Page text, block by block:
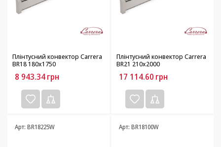
Плінтусний конвектор Carrera
BR18 180х1750
8 943.34грн
Плінтусний конвектор Carrera
BR21 210х2000
17 114.60 грн
Арт: BR18225W Арт: BR18100W